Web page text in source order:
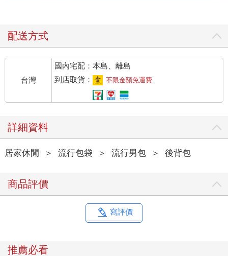
配送方式
台灣
國內宅配：本島、離島
到店取貨：
不限金額免運費
詳細資料
居家休閒 ＞ 流行包袋 ＞ 流行男包 ＞ 後背包
商品評價
寫評價
推薦必看